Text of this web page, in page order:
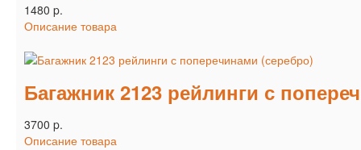
1480 p.
Описание товара
Багажник 2123 рейлинги с
3700 p.
Описание товара